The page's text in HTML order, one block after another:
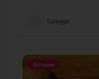
Spiagge
Popular